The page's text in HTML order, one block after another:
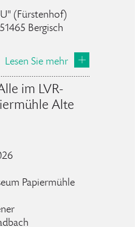
(Fürstenhof)
Bergisch
Lesen Sie mehr
im LVR-
Alte
Papiermühle